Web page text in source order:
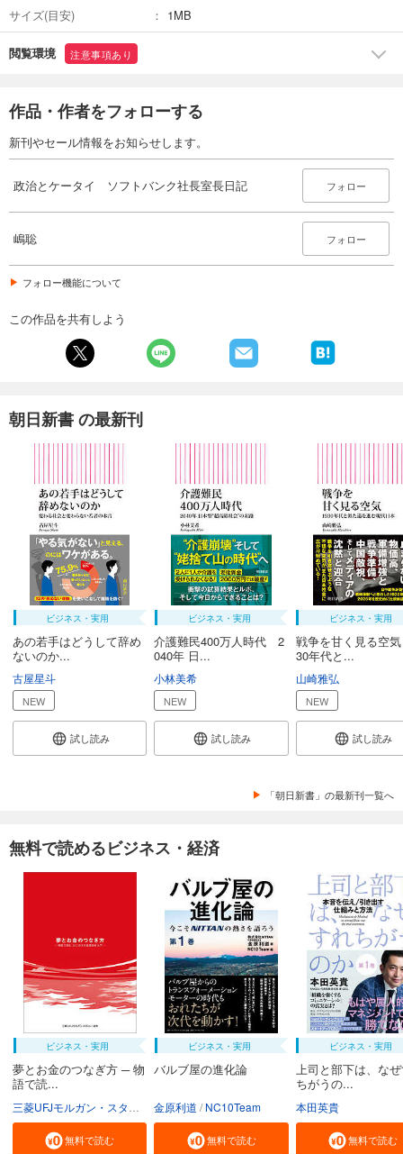
サイズ(目安)
1MB
閲覧環境 注意事項あり
作品・作者をフォローする
新刊やセール情報をお知らせします。
政治とケータイ ソフトバンク社長室長日記 フォロー
嶋聡 フォロー
フォロー機能について
この作品を共有しよう
朝日新書 の最新刊
ビジネス・実用
あの若手はどうして辞め
ないのか...
古屋星斗
NEW
試し読み
ビジネス・実用
介護難民400万人時代 2
040年 日...
小林美希
NEW
試し読み
ビジネス・実用
戦争を甘く見る空
30年代と...
山崎雅弘
NEW
試し読み
「朝日新書」の最新刊一覧へ
無料で読めるビジネス・経済
ビジネス・実用
夢とお金のつなぎ方 ─ 物
語で読...
無料で読む
ビジネス・実用
バルブ屋の進化論
金原利道 NC10Team
無料で読む
ビジネス・実用
上司と部下は、な
ちがうの...
本田英貴
無料で読む